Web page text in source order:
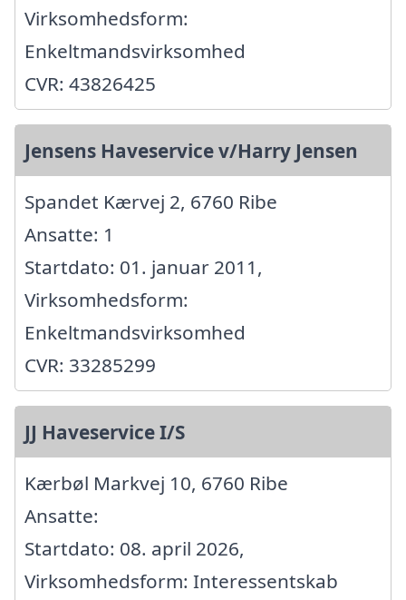
Virksomhedsform:
Enkeltmandsvirksomhed
CVR: 43826425
Jensens Haveservice v/Harry Jensen
Spandet Kærvej 2, 6760 Ribe
Ansatte: 1
Startdato: 01. januar 2011,
Virksomhedsform:
Enkeltmandsvirksomhed
CVR: 33285299
JJ Haveservice I/S
Kærbøl Markvej 10, 6760 Ribe
Ansatte:
Startdato: 08. april 2026,
Virksomhedsform: Interessentskab